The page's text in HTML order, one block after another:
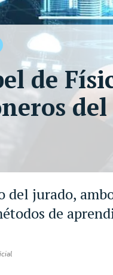
del jurado,
de
de